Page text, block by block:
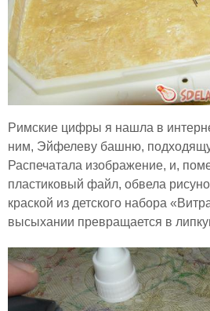
Римские цифры я нашла в
ним, Эйфелеву башню,
Распечатала изображение, и,
пластиковый файл, обвела
краской из детского набора
высыхании превращается в